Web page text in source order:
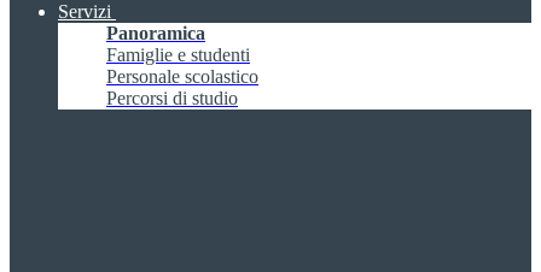
Servizi
Panoramica
Famiglie e studenti
Personale scolastico
Percorsi di studio